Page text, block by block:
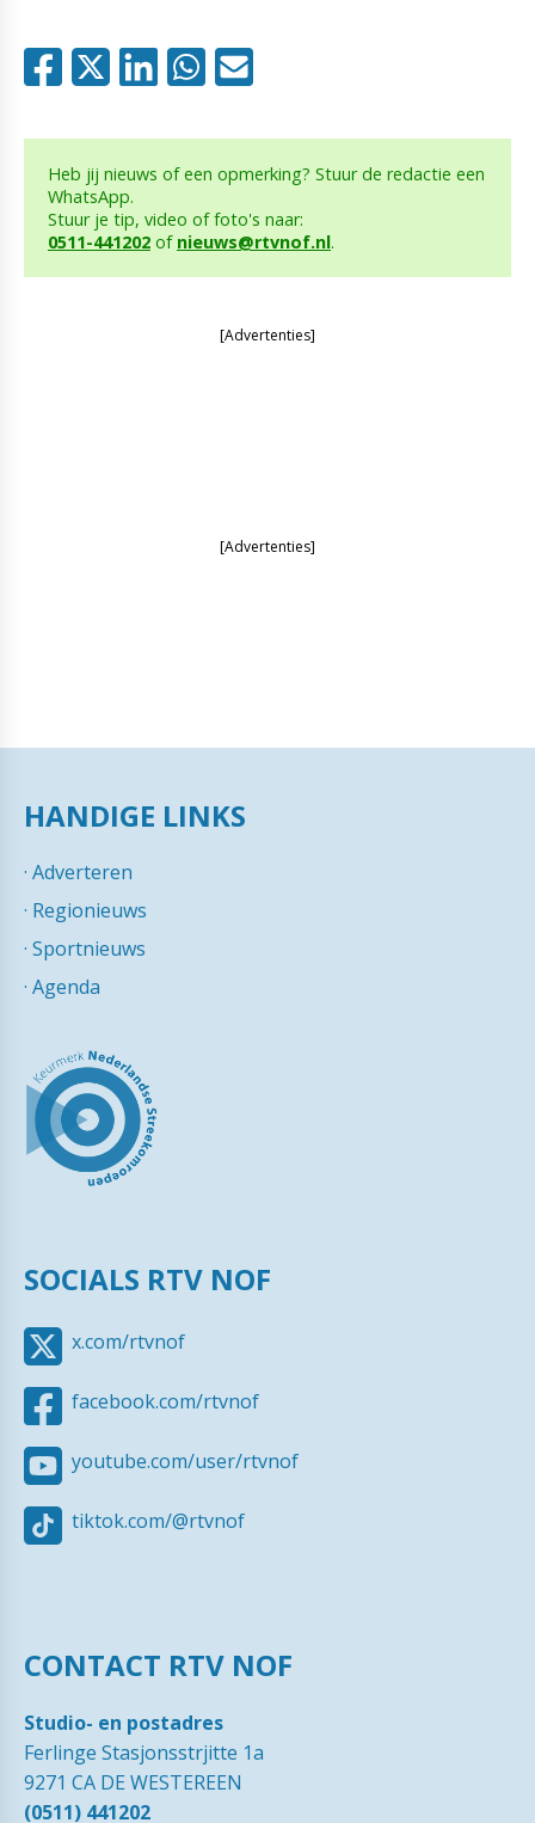
Heb jij nieuws of een opmerking? Stuur de redactie een
WhatsApp.
Stuur je tip, video of foto's naar:
0511-441202 of nieuws@rtvnof.nl.
[Advertenties]
[Advertenties]
HANDIGE LINKS
· Adverteren
· Regionieuws
· Sportnieuws
· Agenda
SOCIALS RTV NOF
x.com/rtvnof
facebook.com/rtvnof
youtube.com/user/rtvnof
tiktok.com/@rtvnof
CONTACT RTV NOF
Studio- en postadres
Ferlinge Stasjonsstrjitte 1a
9271 CA DE WESTEREEN
(0511) 441202